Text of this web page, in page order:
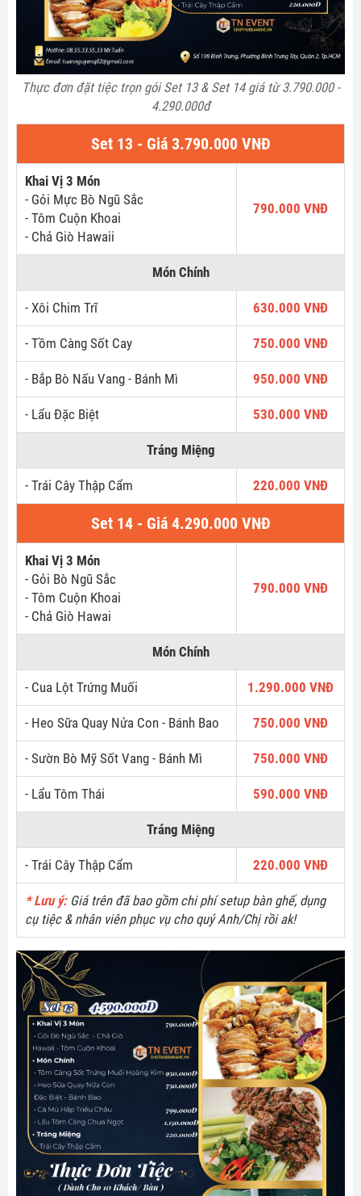
Thực đơn đặt tiệc trọn gói Set 13 & Set 14 giá từ 3.790.000 -
4.290.000đ
Set 13 - Giá 3.790.000 VNĐ
Khai Vị 3 Món
- Gỏi Mực Bò Ngũ Sắc
- Tôm Cuộn Khoai
- Chả Giò Hawaii
790.000 VNĐ
Món Chính
- Xôi Chim Trĩ 630.000 VNĐ
- Tồm Càng Sốt Cay 750.000 VNĐ
- Bắp Bò Nấu Vang - Bánh Mì 950.000 VNĐ
- Lẩu Đặc Biệt 530.000 VNĐ
Tráng Miệng
- Trái Cây Thập Cẩm 220.000 VNĐ
Set 14 - Giá 4.290.000 VNĐ
Khai Vị 3 Món
- Gỏi Bò Ngũ Sắc
- Tôm Cuộn Khoai
- Chả Giò Hawai
790.000 VNĐ
Món Chính
- Cua Lột Trứng Muối 1.290.000 VNĐ
- Heo Sữa Quay Nửa Con - Bánh Bao 750.000 VNĐ
- Sườn Bò Mỹ Sốt Vang - Bánh Mì 750.000 VNĐ
- Lẩu Tôm Thái 590.000 VNĐ
Tráng Miệng
- Trái Cây Thập Cẩm 220.000 VNĐ
* Lưu ý: Giá trên đã bao gồm chi phí setup bàn ghế, dụng
cụ tiệc & nhân viên phục vụ cho quý Anh/Chị rồi ak!